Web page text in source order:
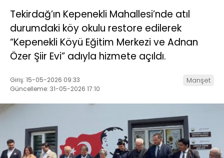
Tekirdağ’ın Kepenekli Mahallesi’nde atıl
durumdaki köy okulu restore edilerek
“Kepenekli Köyü Eğitim Merkezi ve Adnan
Özer Şiir Evi” adıyla hizmete açıldı.
Giriş: 15-05-2026 09:33
Güncelleme: 31-05-2026 17:10
Manşet